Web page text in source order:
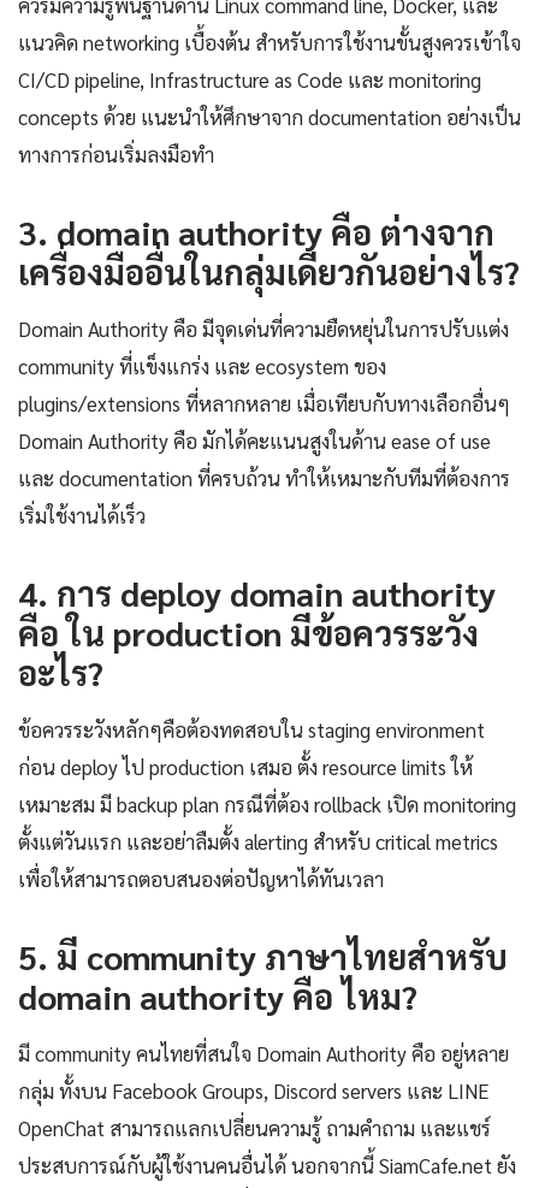
แนวคิด networking เบื้องต้น สำหรับการใช้งานขั้นสูงควรเข้าใจ
CI/CD pipeline, Infrastructure as Code และ monitoring
concepts ด้วย แนะนำให้ศึกษาจาก documentation อย่างเป็น
ทางการก่อนเริ่มลงมือทำ
3. domain authority คือ ต่างจาก
เครื่องมืออื่นในกลุ่มเดียวกันอย่างไร?
Domain Authority คือ มีจุดเด่นที่ความยืดหยุ่นในการปรับแต่ง
community ที่แข็งแกร่ง และ ecosystem ของ
plugins/extensions ที่หลากหลาย เมื่อเทียบกับทางเลือกอื่นๆ
Domain Authority คือ มักได้คะแนนสูงในด้าน ease of use
และ documentation ที่ครบถ้วน ทำให้เหมาะกับทีมที่ต้องการ
เริ่มใช้งานได้เร็ว
4. การ deploy domain authority
คือ ใน production มีข้อควรระวัง
อะไร?
ข้อควรระวังหลักๆคือต้องทดสอบใน staging environment
ก่อน deploy ไป production เสมอ ตั้ง resource limits ให้
เหมาะสม มี backup plan กรณีที่ต้อง rollback เปิด monitoring
ตั้งแต่วันแรก และอย่าลืมตั้ง alerting สำหรับ critical metrics
เพื่อให้สามารถตอบสนองต่อปัญหาได้ทันเวลา
5. มี community ภาษาไทยสำหรับ
domain authority คือ ไหม?
มี community คนไทยที่สนใจ Domain Authority คือ อยู่หลาย
กลุ่ม ทั้งบน Facebook Groups, Discord servers และ LINE
OpenChat สามารถแลกเปลี่ยนความรู้ ถามคำถาม และแชร์
ประสบการณ์กับผู้ใช้งานคนอื่นได้ นอกจากนี้ SiamCafe.net ยัง